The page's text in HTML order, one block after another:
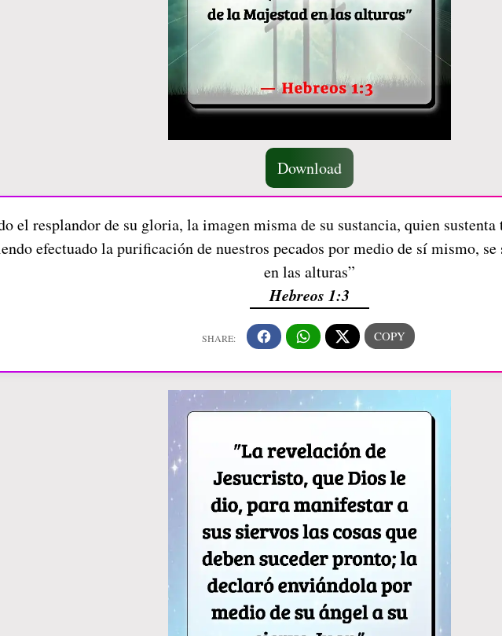
Download
el resplandor de su gloria, la imagen misma de su sustancia, quien sustenta
efectuado la purificación de nuestros pecados por medio de sí mismo,
en las alturas”
Hebreos 1:3